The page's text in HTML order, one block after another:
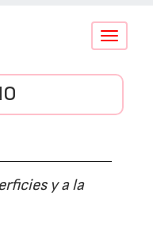
Conmutar
y a la